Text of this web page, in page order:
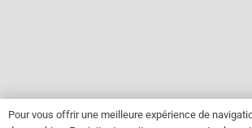
Pour vous offrir une meilleure expérience de